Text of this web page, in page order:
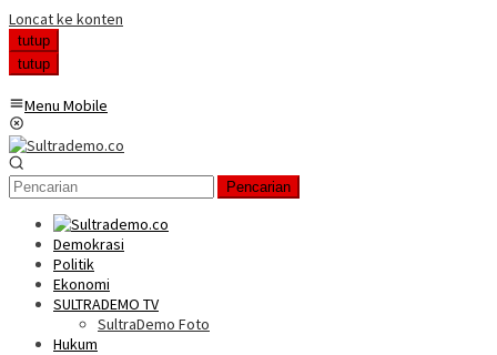
Loncat ke konten
tutup
tutup
Menu Mobile
Pencarian
Demokrasi
Politik
Ekonomi
SULTRADEMO TV
SultraDemo Foto
Hukum